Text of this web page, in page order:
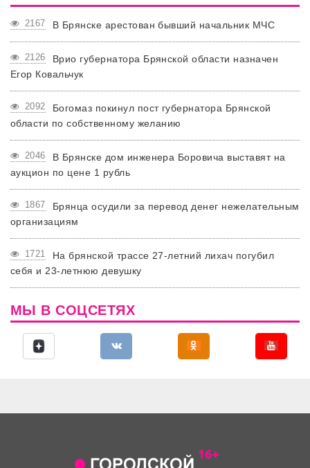
2167 В Брянске арестован бывший начальник МЧС
2126
Врио губернатора Брянской области назначен
Егор Ковальчук
2092
Богомаз покинул пост губернатора Брянской
области по собственному желанию
2046
В Брянске дом инженера Боровича выставят на
аукцион по цене 1 рубль
1867
Брянца осудили за перевод денег нежелательным
организациям
1721
На брянской трассе 27-летний лихач погубил
себя и 23-летнюю девушку
МЫ В СОЦСЕТЯХ